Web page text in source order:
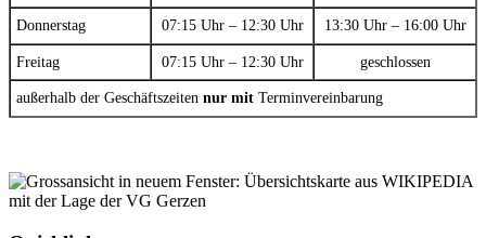
Donnerstag 07:15 Uhr – 12:30 Uhr 13:30 Uhr – 16:00 Uhr
Freitag 07:15 Uhr – 12:30 Uhr geschlossen
außerhalb der Geschäftszeiten nur mit Terminvereinbarung